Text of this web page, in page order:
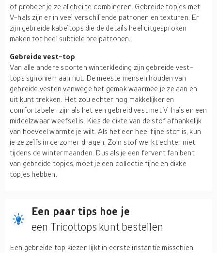
of probeer je ze allebei te combineren. Gebreide topjes met
V-hals zijn er in veel verschillende patronen en texturen. Er
zijn gebreide kabeltops die de details heel uitgesproken
maken tot heel subtiele breipatronen.
Gebreide vest-top
Van alle andere soorten winterkleding zijn gebreide vest-
tops synoniem aan nut. De meeste mensen houden van
gebreide vesten vanwege het gemak waarmee je ze aan en
uit kunt trekken. Het zou echter nog makkelijker en
comfortabeler zijn als het een gebreid vest met V-hals en een
middelzwaar weefsel is. Kies de dikte van de stof afhankelijk
van hoeveel warmte je wilt. Als het een heel fijne stof is, kun
je ze zelfs in de zomer dragen. Zo'n stof werkt echter niet
tijdens de wintermaanden. Dus als je een fervent fan bent
van gebreide topjes, moet je een collectie fijne en dikke
topjes hebben.
Een paar tips hoe je
een Tricottops kunt bestellen
Een gebreide top kiezen lijkt in eerste instantie misschien